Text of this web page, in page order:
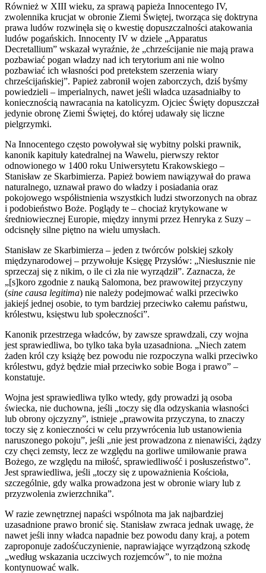
Również w XIII wieku, za sprawą papieża Innocentego IV,
zwolennika krucjat w obronie Ziemi Świętej, tworząca się doktryna
prawa ludów rozwinęła się o kwestię dopuszczalności atakowania
ludów pogańskich. Innocenty IV w dziele „Apparatus
Decretallium” wskazał wyraźnie, że „chrześcijanie nie mają prawa
pozbawiać pogan władzy nad ich terytorium ani nie wolno
pozbawiać ich własności pod pretekstem szerzenia wiary
chrześcijańskiej”. Papież zabronił wojen zaborczych, dziś byśmy
powiedzieli – imperialnych, nawet jeśli władca uzasadniałby to
koniecznością nawracania na katolicyzm. Ojciec Święty dopuszczał
jedynie obronę Ziemi Świętej, do której udawały się liczne
pielgrzymki.
Na Innocentego często powoływał się wybitny polski prawnik,
kanonik kapituły katedralnej na Wawelu, pierwszy rektor
odnowionego w 1400 roku Uniwersytetu Krakowskiego –
Stanisław ze Skarbimierza. Papież bowiem nawiązywał do prawa
naturalnego, uznawał prawo do władzy i posiadania oraz
pokojowego współistnienia wszystkich ludzi stworzonych na obraz
i podobieństwo Boże. Poglądy te – chociaż krytykowane w
średniowiecznej Europie, między innymi przez Henryka z Suzy –
odcisnęły silne piętno na wielu umysłach.
Stanisław ze Skarbimierza – jeden z twórców polskiej szkoły
międzynarodowej – przywołuje Księgę Przysłów: „Niesłusznie nie
sprzeczaj się z nikim, o ile ci zła nie wyrządził”. Zaznacza, że
„[s]koro zgodnie z nauką Salomona, bez prawowitej przyczyny
(sine causa legitima) nie należy podejmować walki przeciwko
jakiejś jednej osobie, to tym bardziej przeciwko całemu państwu,
królestwu, księstwu lub społeczności”.
Kanonik przestrzega władców, by zawsze sprawdzali, czy wojna
jest sprawiedliwa, bo tylko taka była uzasadniona. „Niech zatem
żaden król czy książę bez powodu nie rozpoczyna walki przeciwko
królestwu, gdyż będzie miał przeciwko sobie Boga i prawo” –
konstatuje.
Wojna jest sprawiedliwa tylko wtedy, gdy prowadzi ją osoba
świecka, nie duchowna, jeśli „toczy się dla odzyskania własności
lub obrony ojczyzny”, istnieje „prawowita przyczyna, to znaczy
toczy się z konieczności w celu przywrócenia lub ustanowienia
naruszonego pokoju”, jeśli „nie jest prowadzona z nienawiści, żądzy
czy chęci zemsty, lecz ze względu na gorliwe umiłowanie prawa
Bożego, ze względu na miłość, sprawiedliwość i posłuszeństwo”.
Jest sprawiedliwa, jeśli „toczy się z upoważnienia Kościoła,
szczególnie, gdy walka prowadzona jest w obronie wiary lub z
przyzwolenia zwierzchnika”.
W razie zewnętrznej napaści wspólnota ma jak najbardziej
uzasadnione prawo bronić się. Stanisław zwraca jednak uwagę, że
nawet jeśli inny władca napadnie bez powodu dany kraj, a potem
zaproponuje zadośćuczynienie, naprawiające wyrządzoną szkodę
„według wskazania uczciwych rozjemców”, to nie można
kontynuować walk.